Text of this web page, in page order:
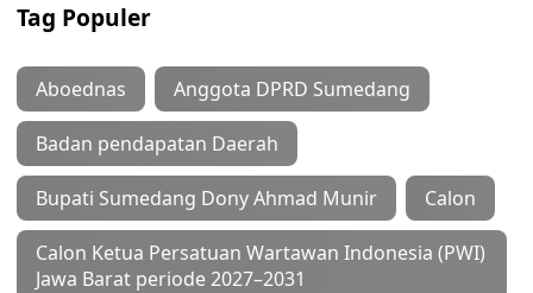
Tag Populer
Aboednas Anggota DPRD Sumedang
Badan pendapatan Daerah
Bupati Sumedang Dony Ahmad Munir Calon
Calon Ketua Persatuan Wartawan Indonesia (PWI)
Jawa Barat periode 2027–2031